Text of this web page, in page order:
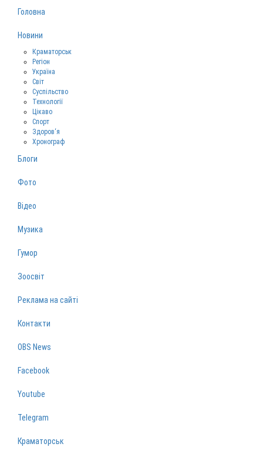
Головна
Новини
Краматорськ
Регіон
Україна
Світ
Суспільство
Технології
Цікаво
Спорт
Здоров‘я
Хронограф
Блоги
Фото
Відео
Музика
Гумор
Зоосвіт
Реклама на сайті
Контакти
OBS News
Facebook
Youtube
Telegram
Краматорськ